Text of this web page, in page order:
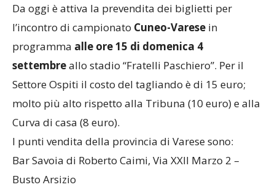
Da oggi è attiva la prevendita dei biglietti per
l’incontro di campionato Cuneo-Varese in
programma alle ore 15 di domenica 4
settembreallo stadio “Fratelli Paschiero”. Per il
Settore Ospiti il costo del tagliando è di 15 euro;
molto più alto rispetto alla Tribuna (10 euro) e alla
Curva di casa (8 euro).
I punti vendita della provincia di Varese sono:
Bar Savoia di Roberto Caimi, Via XXII Marzo 2 –
Busto Arsizio